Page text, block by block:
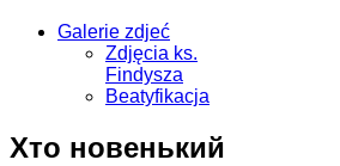
Galerie zdjeć
Zdjęcia ks.
Findysza
Beatyfikacja
Хто новенький